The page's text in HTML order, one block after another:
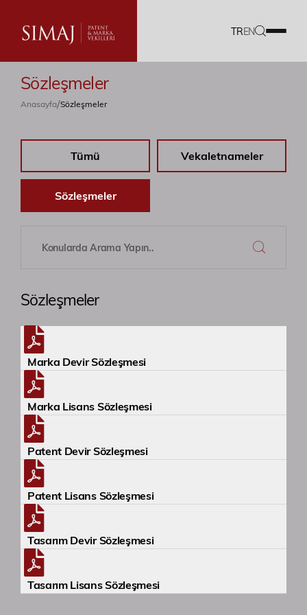
Firmamız
Kariyer
Akademi
Etkinlikler
İletişim
TREN
Sözleşmeler
Anasayfa/Sözleşmeler
Tümü Vekaletnameler
Sözleşmeler
Sözleşmeler
Marka Devir Sözleşmesi
Marka Lisans Sözleşmesi
Patent Devir Sözleşmesi
Patent Lisans Sözleşmesi
Tasarım Devir Sözleşmesi
Tasarım Lisans Sözleşmesi